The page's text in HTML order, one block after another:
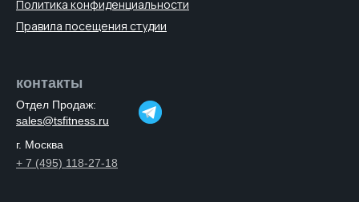
Политика конфиденциальности
Правила посещения студии
Отдел Продаж:
sales@tsfitness.ru
контакты
+ 7 (495) 118-27-18
г. Москва